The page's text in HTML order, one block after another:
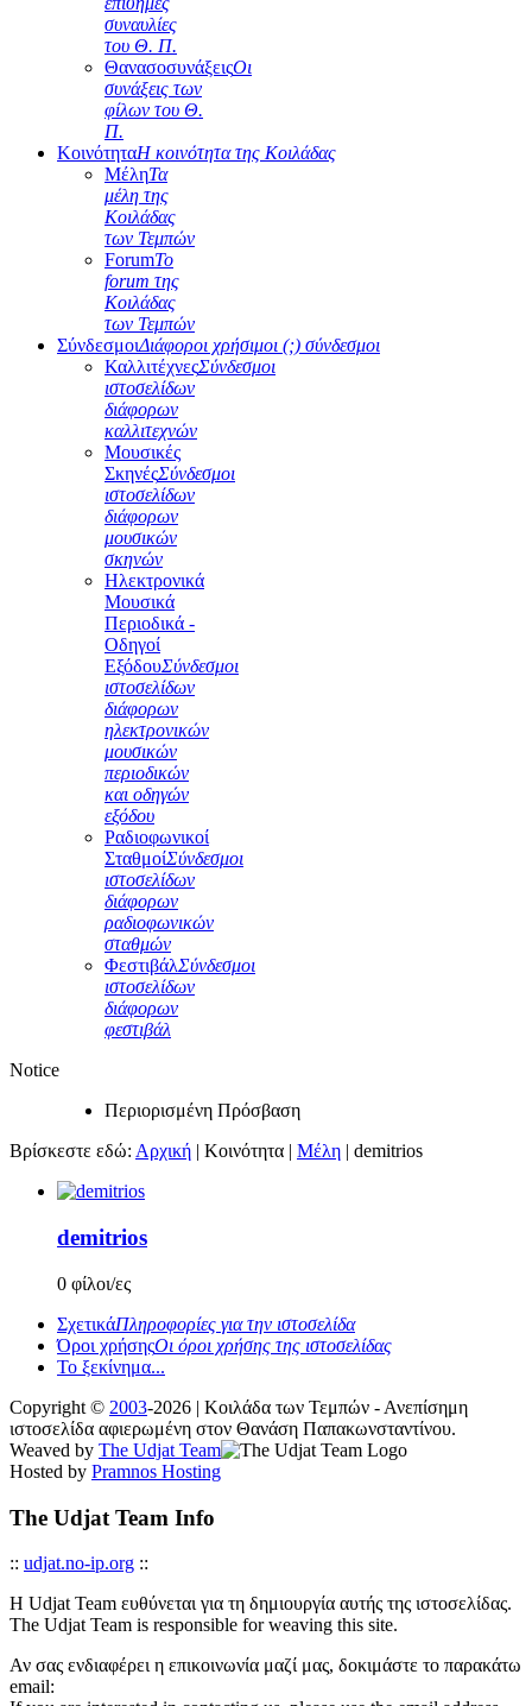
συναυλίες
του Θ. Π.
ΘανασοσυνάξειςΟι
συνάξεις των
φίλων του Θ.
Π.
ΚοινότηταΗ κοινότητα της Κοιλάδας
ΜέληΤα
μέλη της
Κοιλάδας
των Τεμπών
ForumΤο
forum της
Κοιλάδας
των Τεμπών
ΣύνδεσμοιΔιάφοροι χρήσιμοι (;) σύνδεσμοι
ΚαλλιτέχνεςΣύνδεσμοι
ιστοσελίδων
διάφορων
καλλιτεχνών
Μουσικές
ΣκηνέςΣύνδεσμοι
ιστοσελίδων
διάφορων
μουσικών
σκηνών
Ηλεκτρονικά
Μουσικά
Περιοδικά -
Οδηγοί
ΕξόδουΣύνδεσμοι
ιστοσελίδων
διάφορων
ηλεκτρονικών
μουσικών
περιοδικών
και οδηγών
εξόδου
Ραδιοφωνικοί
ΣταθμοίΣύνδεσμοι
ιστοσελίδων
διάφορων
ραδιοφωνικών
σταθμών
ΦεστιβάλΣύνδεσμοι
ιστοσελίδων
διάφορων
φεστιβάλ
Notice
Περιορισμένη Πρόσβαση
Βρίσκεστε εδώ: Αρχική | Κοινότητα | Μέλη | demitrios
demitrios
0 φίλοι/ες
ΣχετικάΠληροφορίες για την ιστοσελίδα
Όροι χρήσηςΟι όροι χρήσης της ιστοσελίδας
Το ξεκίνημα...
Copyright © 2003-2026 | Κοιλάδα των Τεμπών - Ανεπίσημη
ιστοσελίδα αφιερωμένη στον Θανάση Παπακωνσταντίνου.
Weaved by The Udjat Team
Hosted by Pramnos Hosting
The Udjat Team Info
:: udjat.no-ip.org ::
Η Udjat Team ευθύνεται για τη δημιουργία αυτής της ιστοσελίδας.
The Udjat Team is responsible for weaving this site.
Αν σας ενδιαφέρει η επικοινωνία μαζί μας, δοκιμάστε το παρακάτω
email: